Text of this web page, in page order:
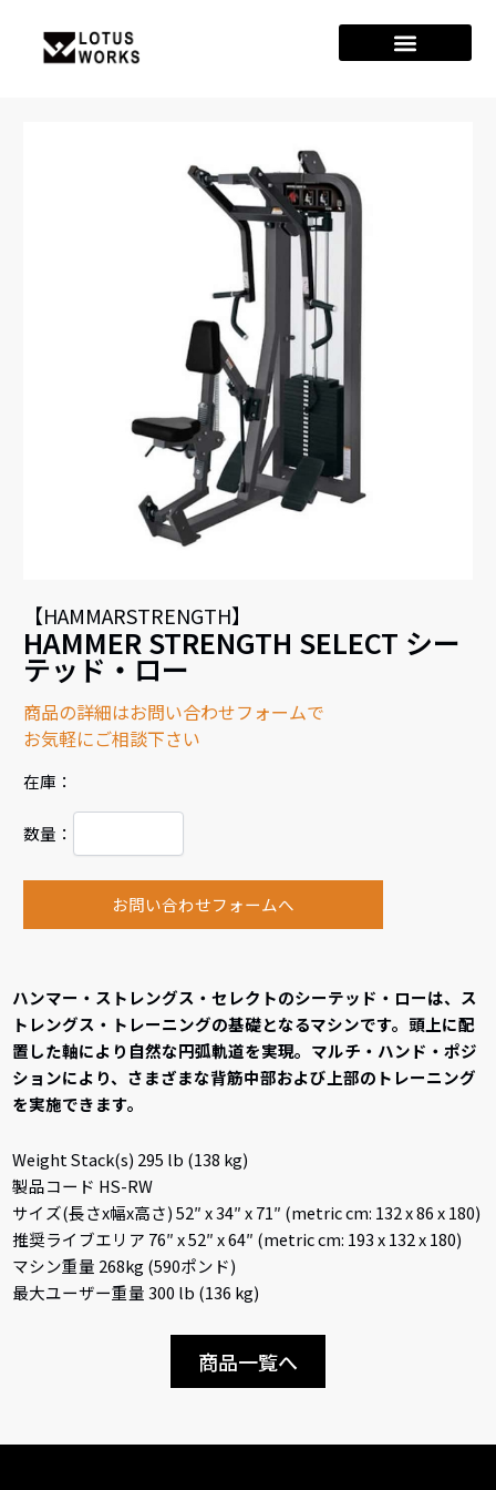
【HAMMARSTRENGTH】
HAMMER STRENGTH SELECT シー
テッド・ロー
商品の詳細はお問い合わせフォームで
お気軽にご相談下さい
在庫：
数量：
お問い合わせフォームへ
ハンマー・ストレングス・セレクトのシーテッド・ローは、ス
トレングス・トレーニングの基礎となるマシンです。頭上に配
置した軸により自然な円弧軌道を実現。マルチ・ハンド・ポジ
ションにより、さまざまな背筋中部および上部のトレーニング
を実施できます。
Weight Stack(s) 295 lb (138 kg)
製品コード HS-RW
サイズ(長さx幅x高さ) 52″ x 34″ x 71″ (metric cm: 132 x 86 x 180)
推奨ライブエリア 76″ x 52″ x 64″ (metric cm: 193 x 132 x 180)
マシン重量 268kg (590ポンド)
最大ユーザー重量 300 lb (136 kg)
商品一覧へ